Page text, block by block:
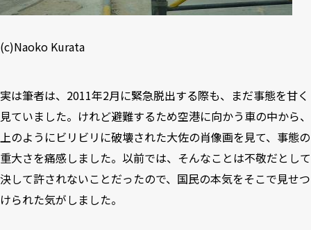
(c)Naoko Kurata
実は筆者は、2011年2月に緊急脱出する際も、まだ事態を甘く
見ていました。けれど避難するため空港に向かう車の中から、
上のようにビリビリに破壊された大佐の肖像画を見て、事態の
重大さを痛感しました。以前では、そんなことは不敬だとして
決して許されないことだったので、国民の本気をそこで見せつ
けられた気がしました。